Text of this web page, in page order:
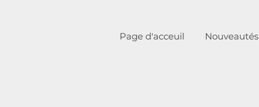
Page d'acceuil Nouveautés